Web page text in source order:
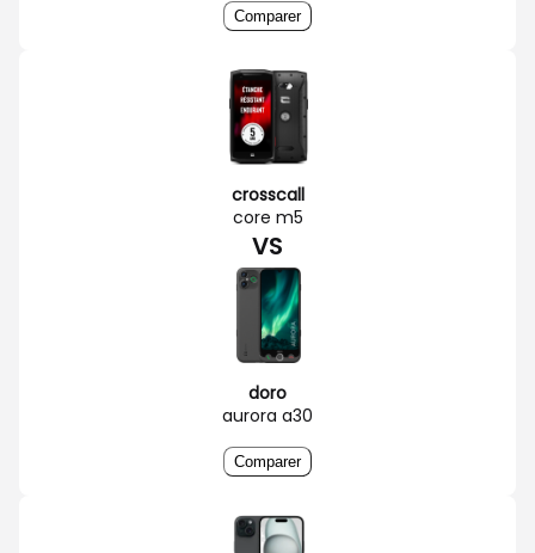
Comparer
crosscall
core m5
VS
doro
aurora a30
Comparer